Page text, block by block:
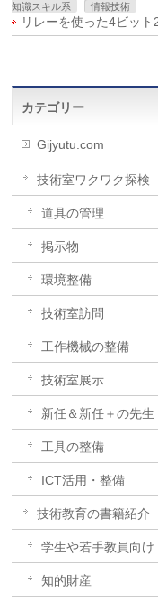
知識スキル系
情報技術
リレーを使った4ビット
カテゴリー
Gijyutu.com
技術室ワクワク探検
道具の管理
掲示物
環境整備
技術室訪問
工作機械の整備
技術室展示
新任＆新任＋の先生
工具の整備
ICT活用・整備
技術教育の書籍紹介
学生や若手教員向け
知的財産